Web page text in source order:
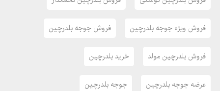
فروش ویژه جوجه بلدرچین فروش جوجه بلدرچین
فروش بلدرچین مولد خرید بلدرچین
عرضه جوجه بلدرچین جوجه بلدرچین